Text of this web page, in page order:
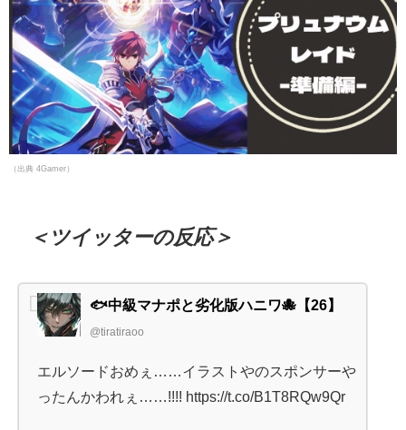
（出典 4Gamer）
＜ツイッターの反応＞
🐟中級マナポと劣化版ハニワ🐙【26】
@tiratiraoo
エルソードおめぇ……イラストやのスポンサーや
ったんかわれぇ……!!!! https://t.co/B1T8RQw9Qr